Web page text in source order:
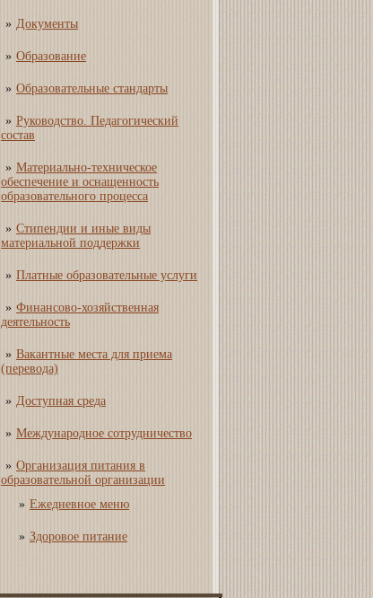
Документы
Образование
Образовательные стандарты
Руководство. Педагогический
состав
Материально-техническое
обеспечение и оснащенность
образовательного процесса
Стипендии и иные виды
материальной поддержки
Платные образовательные услуги
Финансово-хозяйственная
деятельность
Вакантные места для приема
(перевода)
Доступная среда
Международное сотрудничество
Организация питания в
образовательной организации
Ежедневное меню
Здоровое питание